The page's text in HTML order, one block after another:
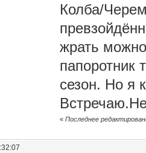
Колба/
жрать
папоротник
сезон. Но я
« Последнее